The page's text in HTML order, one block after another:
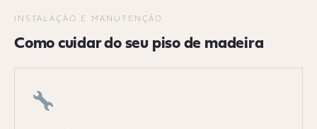
INSTALAÇÃO E MANUTENÇÃO
Como cuidar do seu piso de madeira